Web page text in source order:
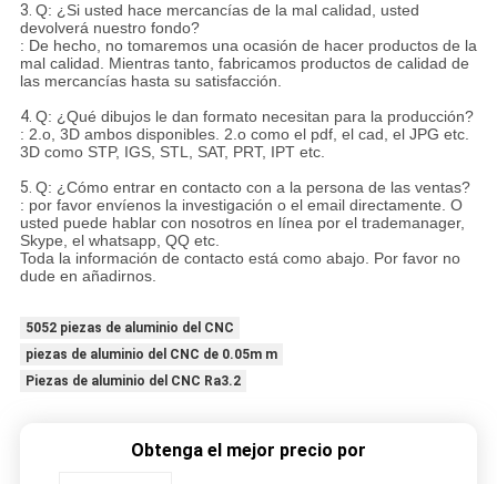
3. Q: ¿Si usted hace mercancías de la mal calidad, usted
devolverá nuestro fondo?
: De hecho, no tomaremos una ocasión de hacer productos de la
mal calidad. Mientras tanto, fabricamos productos de calidad de
las mercancías hasta su satisfacción.
4. Q: ¿Qué dibujos le dan formato necesitan para la producción?
: 2.o, 3D ambos disponibles. 2.o como el pdf, el cad, el JPG etc.
3D como STP, IGS, STL, SAT, PRT, IPT etc.
5. Q: ¿Cómo entrar en contacto con a la persona de las ventas?
: por favor envíenos la investigación o el email directamente. O
usted puede hablar con nosotros en línea por el trademanager,
Skype, el whatsapp, QQ etc.
Toda la información de contacto está como abajo. Por favor no
dude en añadirnos.
5052 piezas de aluminio del CNC
piezas de aluminio del CNC de 0.05m m
Piezas de aluminio del CNC Ra3.2
Obtenga el mejor precio por